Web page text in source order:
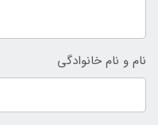
نام و نام خانوادگی